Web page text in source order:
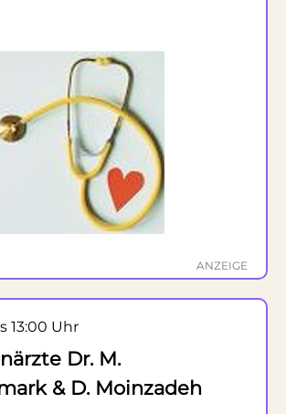
ANZEIGE
13:00 Uhr
Dr. M.
& D. Moinzadeh